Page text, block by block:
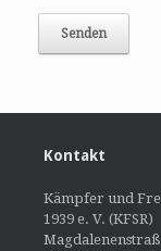
Kontakt
Kämpfer und
1939 e. V. (KFSR)